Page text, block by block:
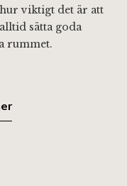
viktigt det är att
sätta goda
rummet.